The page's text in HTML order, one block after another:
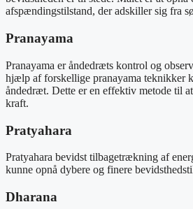
afspændingstilstand, der adskiller sig fra
Pranayama
Pranayama er åndedræts kontrol og
hjælp af forskellige pranayama teknikker
åndedræt. Dette er en effektiv metode til
kraft.
Pratyahara
Pratyahara bevidst tilbagetrækning af
kunne opnå dybere og finere
Dharana